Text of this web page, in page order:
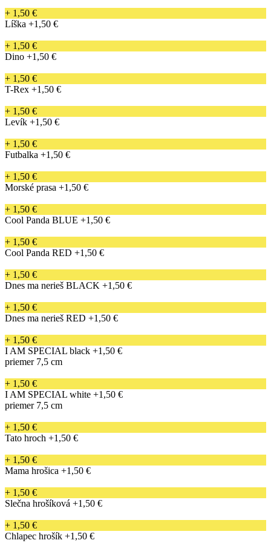
+ 1,50 €
Líška +1,50 €
+ 1,50 €
Dino +1,50 €
+ 1,50 €
T-Rex +1,50 €
+ 1,50 €
Levík +1,50 €
+ 1,50 €
Futbalka +1,50 €
+ 1,50 €
Morské prasa +1,50 €
+ 1,50 €
Cool Panda BLUE +1,50 €
+ 1,50 €
Cool Panda RED +1,50 €
+ 1,50 €
Dnes ma nerieš BLACK +1,50 €
+ 1,50 €
Dnes ma nerieš RED +1,50 €
+ 1,50 €
I AM SPECIAL black +1,50 €
priemer 7,5 cm
+ 1,50 €
I AM SPECIAL white +1,50 €
priemer 7,5 cm
+ 1,50 €
Tato hroch +1,50 €
+ 1,50 €
Mama hrošica +1,50 €
+ 1,50 €
Slečna hrošíková +1,50 €
+ 1,50 €
Chlapec hrošík +1,50 €